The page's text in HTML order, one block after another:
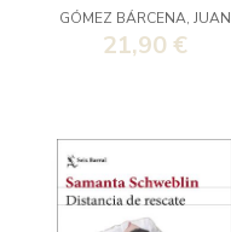
GÓMEZ BÁRCENA, JUAN
21,90 €